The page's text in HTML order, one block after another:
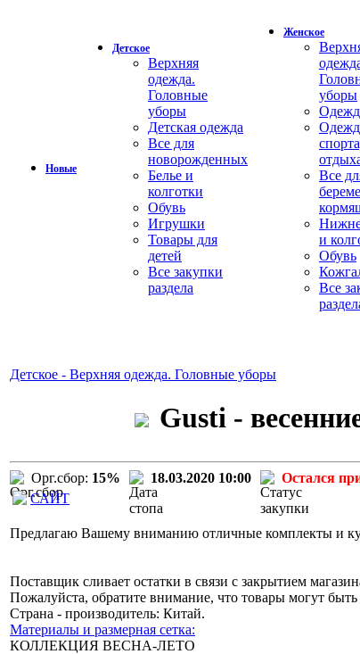
Новые
Детское
Верхняя
одежда.
Головные
уборы
Детская одежда
Все для
новорожденных
Белье и
колготки
Обувь
Игрушки
Товары для
детей
Все закупки
раздела
Женское
уборы
Все
и
Обувь
Все
Детское - Верхняя одежда. Головные уборы
Gusti -
Орг.сбор: 15% 18.03.2020 10:00 Остался
САЙТ
Предлагаю Вашему вниманию отличные комплекты и
Поставщик сливает остатки в связи с закрытием
Пожалуйста, обратите внимание, что товары могут
Страна - производитель: Китай.
Материалы и размерная сетка:
КОЛЛЕКЦИЯ ВЕСНА-ЛЕТО